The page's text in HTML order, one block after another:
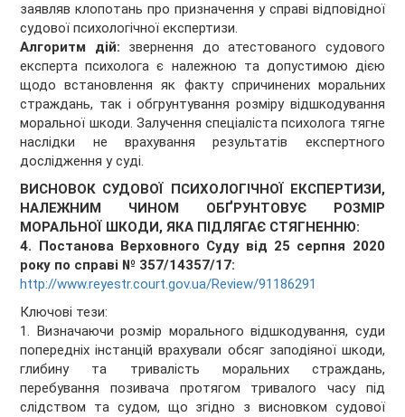
заявляв клопотань про призначення у справі відповідної
судової психологічної експертизи.
Алгоритм дій: звернення до атестованого судового
експерта психолога є належною та допустимою дією
щодо встановлення як факту спричинених моральних
страждань, так і обгрунтування розміру відшкодування
моральної шкоди. Залучення спеціаліста психолога тягне
наслідки не врахування результатів експертного
дослідження у суді.
ВИСНОВОК СУДОВОЇ ПСИХОЛОГІЧНОЇ ЕКСПЕРТИЗИ,
НАЛЕЖНИМ ЧИНОМ ОБҐРУНТОВУЄ РОЗМІР
МОРАЛЬНОЇ ШКОДИ, ЯКА ПІДЛЯГАЄ СТЯГНЕННЮ:
4. Постанова Верховного Суду від 25 серпня 2020
року по справі № 357/14357/17:
http://www.reyestr.court.gov.ua/Review/91186291
Ключові тези:
1. Визначаючи розмір морального відшкодування, суди
попередніх інстанцій врахували обсяг заподіяної шкоди,
глибину та тривалість моральних страждань,
перебування позивача протягом тривалого часу під
слідством та судом, що згідно з висновком судової